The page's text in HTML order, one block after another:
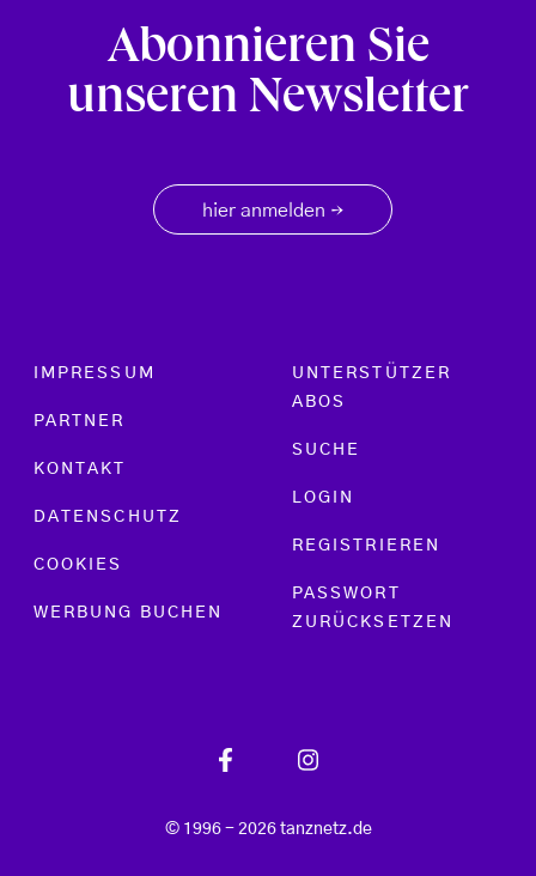
Abonnieren Sie
unseren Newsletter
hier anmelden →
Footer menu
IMPRESSUM
PARTNER
KONTAKT
DATENSCHUTZ
COOKIES
WERBUNG BUCHEN
UNTERSTÜTZER
ABOS
SUCHE
LOGIN
REGISTRIEREN
PASSWORT
ZURÜCKSETZEN
© 1996 - 2026 tanznetz.de